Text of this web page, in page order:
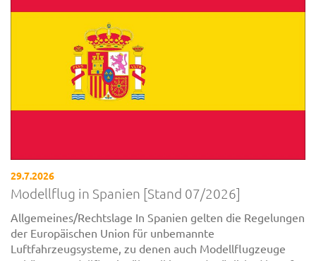
29.7.2026
Modellflug in Spanien [Stand 07/2026]
Allgemeines/Rechtslage In Spanien gelten die Regelungen
der Europäischen Union für unbemannte
Luftfahrzeugsysteme, zu denen auch Modellflugzeuge